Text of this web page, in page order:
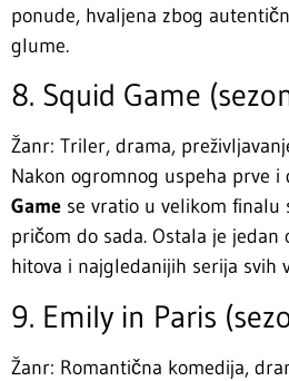
ponude, hvaljena zbog
glume.
8. Squid Game
Žanr: Triler, drama,
Nakon ogromnog uspeha prve i
Game se vratio u velikom finalu
pričom do sada. Ostala je
hitova i najgledanijih serija svih
9. Emily in Paris
Žanr: Romantična komedija,